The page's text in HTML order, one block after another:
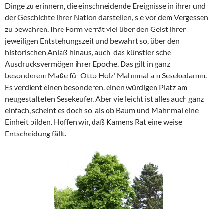
Dinge zu erinnern, die einschneidende Ereignisse in ihrer und
der Geschichte ihrer Nation darstellen, sie vor dem Vergessen
zu bewahren. Ihre Form verrät viel über den Geist ihrer
jeweiligen Entstehungszeit und bewahrt so, über den
historischen Anlaß hinaus, auch das künstlerische
Ausdrucksvermögen ihrer Epoche. Das gilt in ganz
besonderem Maße für Otto Holz‘ Mahnmal am Sesekedamm.
Es verdient einen besonderen, einen würdigen Platz am
neugestalteten Sesekeufer. Aber vielleicht ist alles auch ganz
einfach, scheint es doch so, als ob Baum und Mahnmal eine
Einheit bilden. Hoffen wir, daß Kamens Rat eine weise
Entscheidung fällt.